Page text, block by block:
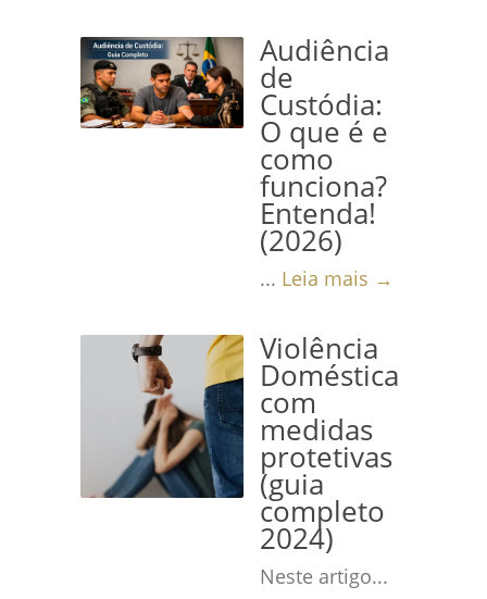
Audiência
de
Custódia:
O que é e
como
funciona?
Entenda!
(2026)
... Leia mais →
Violência
Doméstica
com
medidas
protetivas
(guia
completo
2024)
Neste artigo...